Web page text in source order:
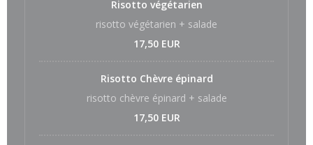
Risotto végétarien
risotto végétarien + salade
17,50 EUR
Risotto Chèvre épinard
risotto chèvre épinard + salade
17,50 EUR